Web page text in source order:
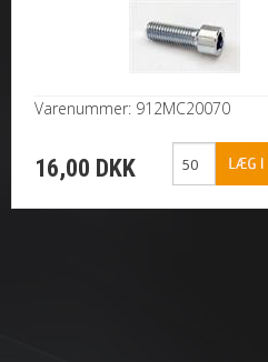
Varenummer: 912MC20070
16,00 DKK